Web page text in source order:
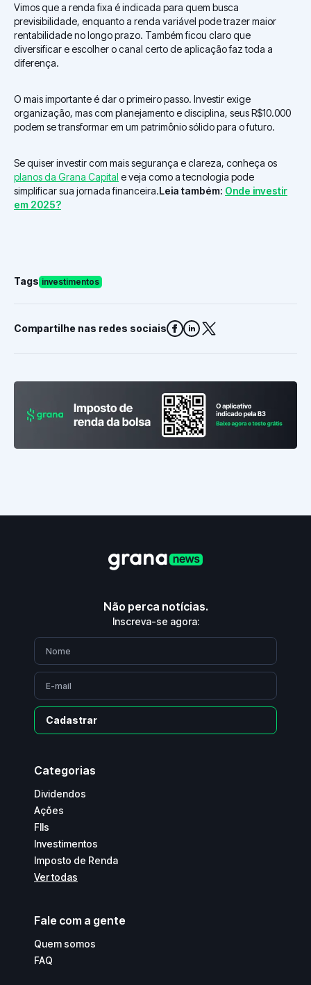
Vimos que a renda fixa é indicada para quem busca
previsibilidade, enquanto a renda variável pode trazer maior
rentabilidade no longo prazo. Também ficou claro que
diversificar e escolher o canal certo de aplicação faz toda a
diferença.
O mais importante é dar o primeiro passo. Investir exige
organização, mas com planejamento e disciplina, seus R$10.000
podem se transformar em um patrimônio sólido para o futuro.
Se quiser investir com mais segurança e clareza, conheça os
planos da Grana Capital e veja como a tecnologia pode
simplificar sua jornada financeira.Leia também: Onde investir
em 2025?
Tags investimentos
Compartilhe nas redes sociais
Não perca notícias.
Inscreva-se agora:
Cadastrar
Categorias
Dividendos
Ações
FIIs
Investimentos
Imposto de Renda
Ver todas
Fale com a gente
Quem somos
FAQ